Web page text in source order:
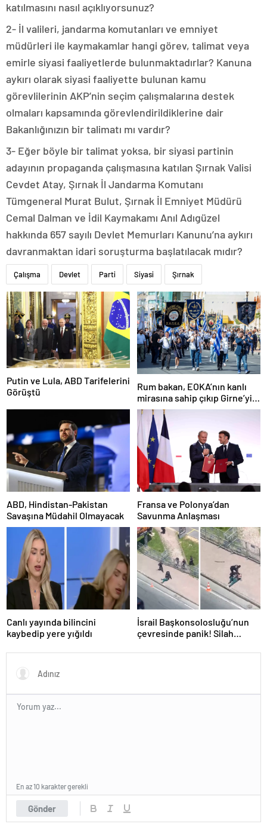
katılmasını nasıl açıklıyorsunuz?
2- İl valileri, jandarma komutanları ve emniyet
müdürleri ile kaymakamlar hangi görev, talimat veya
emirle siyasi faaliyetlerde bulunmaktadırlar? Kanuna
aykırı olarak siyasi faaliyette bulunan kamu
görevlilerinin AKP’nin seçim çalışmalarına destek
olmaları kapsamında görevlendirildiklerine dair
Bakanlığınızın bir talimatı mı vardır?
3- Eğer böyle bir talimat yoksa, bir siyasi partinin
adayının propaganda çalışmasına katılan Şırnak Valisi
Cevdet Atay, Şırnak İl Jandarma Komutanı
Tümgeneral Murat Bulut, Şırnak İl Emniyet Müdürü
Cemal Dalman ve İdil Kaymakamı Anıl Adıgüzel
hakkında 657 sayılı Devlet Memurları Kanunu’na aykırı
davranmaktan idari soruşturma başlatılacak mıdır?
Çalışma Devlet Parti Siyasi Şırnak
Putin ve Lula, ABD Tarifelerini
Görüştü
Rum bakan, EOKA’nın kanlı
mirasına sahip çıkıp Girne’yi
hedef gösterdi
ABD, Hindistan-Pakistan
Savaşına Müdahil Olmayacak
Fransa ve Polonya’dan
Savunma Anlaşması
Canlı yayında bilincini
kaybedip yere yığıldı
İsrail Başkonsolosluğu’nun
çevresinde panik! Silah
açıklama geldi
Gönder
En az 10 karakter gerekli